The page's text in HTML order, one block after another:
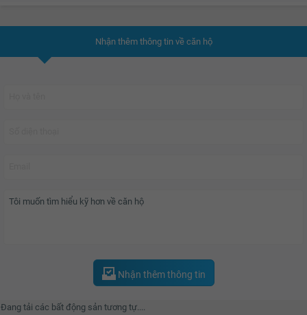
Nhận thêm thông tin về căn hộ
Nhận thêm thông tin
tải các bất động sản tương tự....